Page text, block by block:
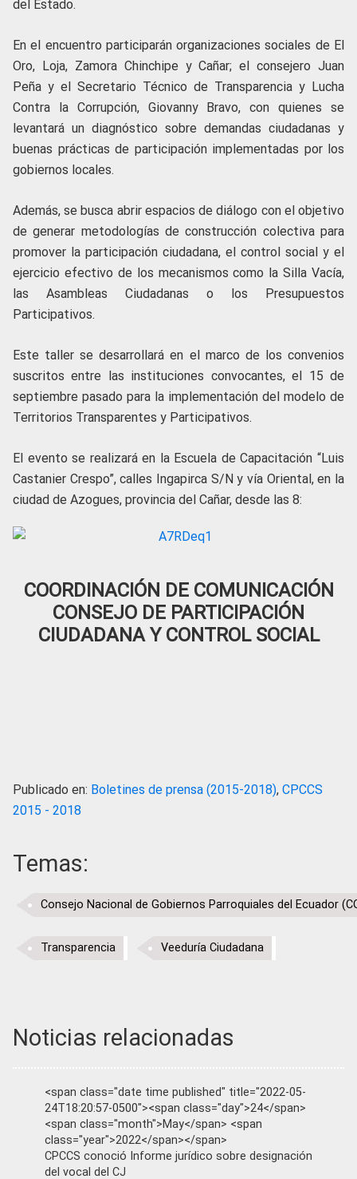
del Estado.
En el encuentro participarán organizaciones sociales de El
Oro, Loja, Zamora Chinchipe y Cañar; el consejero Juan
Peña y el Secretario Técnico de Transparencia y Lucha
Contra la Corrupción, Giovanny Bravo, con quienes se
levantará un diagnóstico sobre demandas ciudadanas y
buenas prácticas de participación implementadas por los
gobiernos locales.
Además, se busca abrir espacios de diálogo con el objetivo
de generar metodologías de construcción colectiva para
promover la participación ciudadana, el control social y el
ejercicio efectivo de los mecanismos como la Silla Vacía,
las Asambleas Ciudadanas o los Presupuestos
Participativos.
Este taller se desarrollará en el marco de los convenios
suscritos entre las instituciones convocantes, el 15 de
septiembre pasado para la implementación del modelo de
Territorios Transparentes y Participativos.
El evento se realizará en la Escuela de Capacitación “Luis
Castanier Crespo”, calles Ingapirca S/N y vía Oriental, en la
ciudad de Azogues, provincia del Cañar, desde las 8:
COORDINACIÓN DE COMUNICACIÓN
CONSEJO DE PARTICIPACIÓN
CIUDADANA Y CONTROL SOCIAL
Publicado en: Boletines de prensa (2015-2018), CPCCS
2015 - 2018
Temas:
Consejo Nacional de Gobiernos Parroquiales del Ecuador
Transparencia Veeduría Ciudadana
Noticias relacionadas
<span class="date time published" title="2022-05-
24T18:20:57-0500"><span class="day">24</span>
<span class="month">May</span> <span
class="year">2022</span></span>
CPCCS conoció Informe jurídico sobre designación
del vocal del CJ